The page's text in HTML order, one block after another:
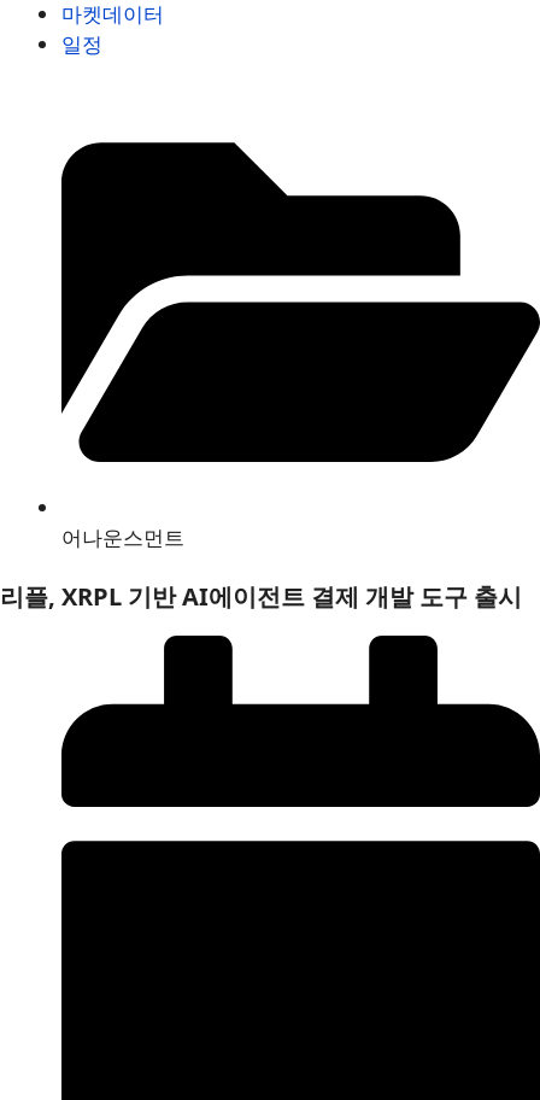
마켓데이터
일정
어나운스먼트
리플, XRPL 기반 AI에이전트 결제 개발 도구 출시